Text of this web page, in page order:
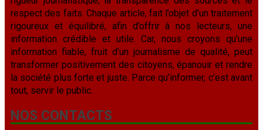
respect des faits. Chaque article, fait l’objet d’un traitement
rigoureux et équilibré, afin d’offrir à nos lecteurs, une
information crédible et utile. Car, nous croyons qu’une
information fiable, fruit d’un journalisme de qualité, peut
transformer positivement des citoyens, épanouir et rendre
la société plus forte et juste. Parce qu’informer, c’est avant
tout, servir le public.
NOS CONTACTS